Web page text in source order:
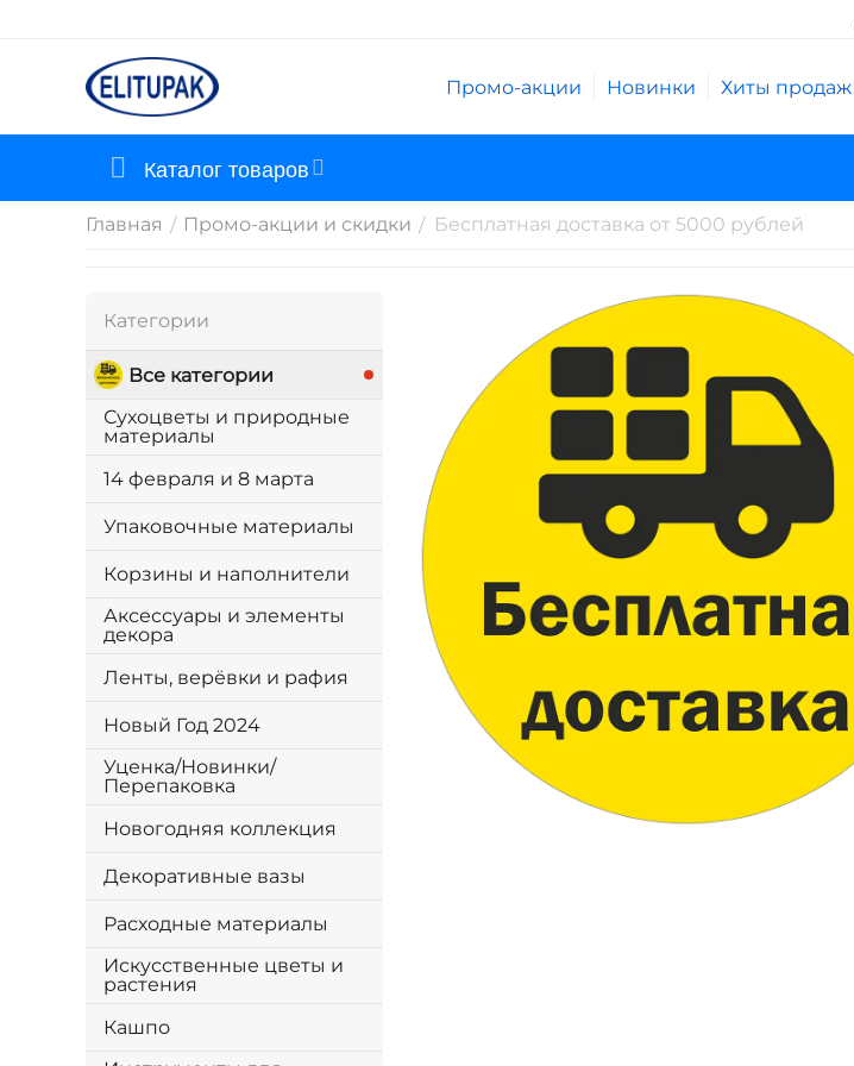
Промо-акции Новинки Хиты продаж
Каталог товаров
Главная / Промо-акции и скидки / Бесплатная доставка от 5000 рублей
Категории
Все категории
Сухоцветы и природные
материалы
14 февраля и 8 марта
Упаковочные материалы
Корзины и наполнители
Аксессуары и элементы
декора
Ленты, верёвки и рафия
Новый Год 2024
Уценка/Новинки/
Перепаковка
Новогодняя коллекция
Декоративные вазы
Расходные материалы
Искусственные цветы и
растения
Кашпо